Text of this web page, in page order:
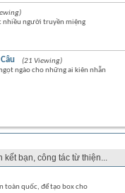
nhiều người truyền miệng
(21 Viewing)
ngào cho những ai kiên nhẫn
kết bạn, công tác từ thiện...
toàn quốc, để tạo box cho